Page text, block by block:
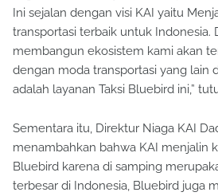
Ini sejalan dengan visi KAI yaitu
transportasi terbaik untuk Indonesia.
membangun ekosistem kami akan
dengan moda transportasi yang lain
adalah layanan Taksi Bluebird ini,”
Sementara itu, Direktur Niaga KAI
menambahkan bahwa KAI menjalin
Bluebird karena di samping
terbesar di Indonesia, Bluebird juga